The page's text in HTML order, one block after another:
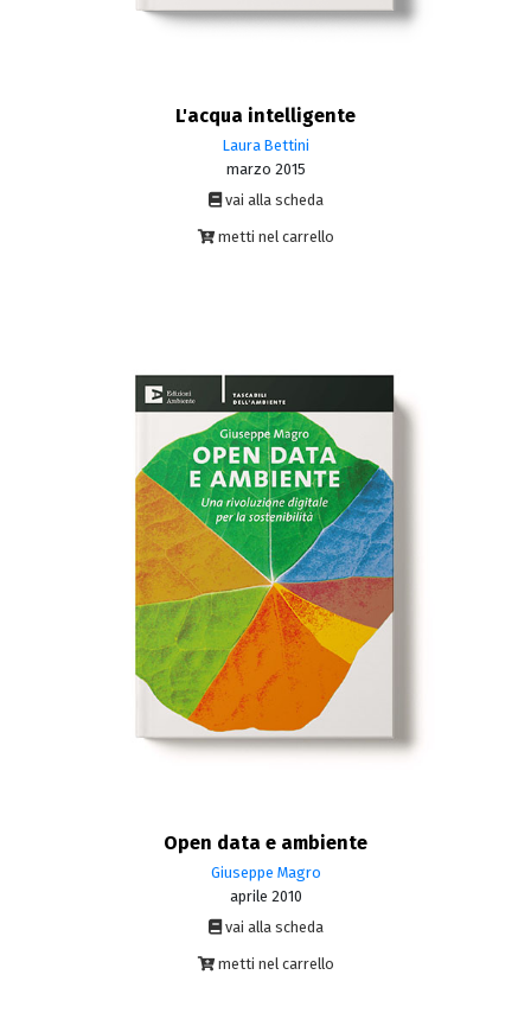
L'acqua intelligente
Laura Bettini
marzo 2015
vai alla scheda
metti nel carrello
Open data e ambiente
Giuseppe Magro
aprile 2010
vai alla scheda
metti nel carrello